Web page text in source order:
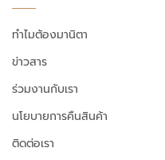
ทำไมต้องมานิตา
ข่าวสาร
ร่วมงานกับเรา
นโยบายการคืนสินค้า
ติดต่อเรา